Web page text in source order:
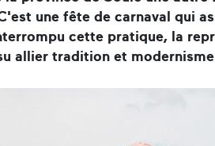
une fête de carnaval qui
cette pratique, la
allier tradition et